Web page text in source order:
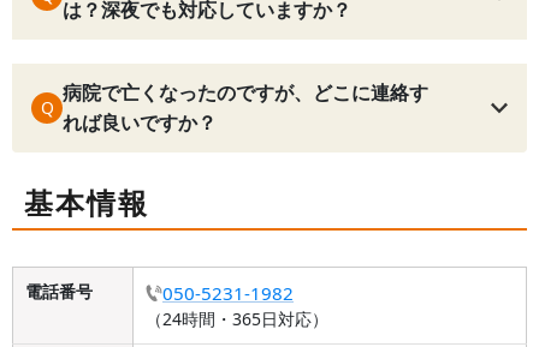
は？深夜でも対応していますか？
Q
病院で亡くなったのですが、どこに連絡す
れば良いですか？
基本情報
電話番号 050-5231-1982
（24時間・365日対応）